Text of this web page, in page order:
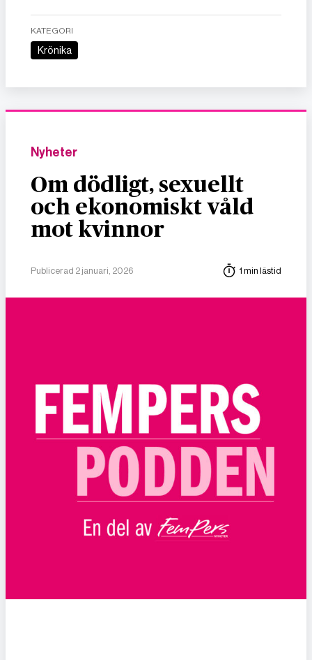
KATEGORI
Krönika
Nyheter
Om dödligt, sexuellt
och ekonomiskt våld
mot kvinnor
Publicerad 2 januari, 2026 1 min lästid